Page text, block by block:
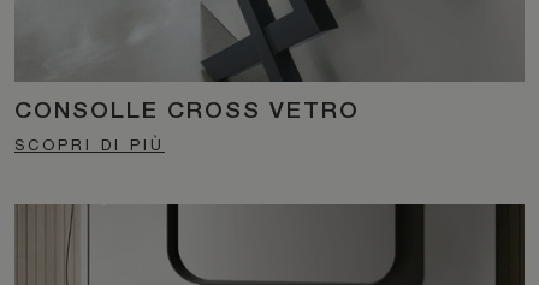
CONSOLLE CROSS VETRO
SCOPRI DI PIÙ